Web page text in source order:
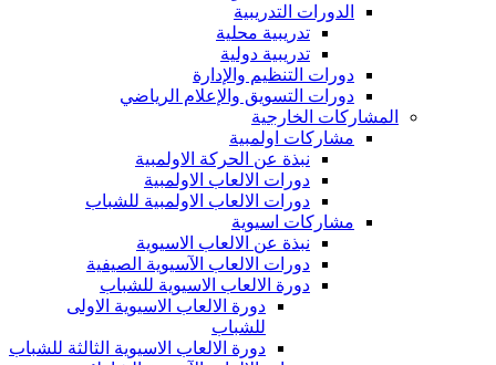
الدورات التدريبية
تدريبية محلية
تدريبية دولية
دورات التنظيم والإدارة
دورات التسويق والإعلام الرياضي
المشاركات الخارجية
مشاركات اولمبية
نبذة عن الحركة الاولمبية
دورات الالعاب الاولمبية
دورات الالعاب الاولمبية للشباب
مشاركات اسيوية
نبذة عن الالعاب الاسيوية
دورات الالعاب الآسيوية الصيفية
دورة الالعاب الاسيوية للشباب
دورة الالعاب الاسيوية الاولى
للشباب
دورة الالعاب الاسيوية الثالثة للشباب